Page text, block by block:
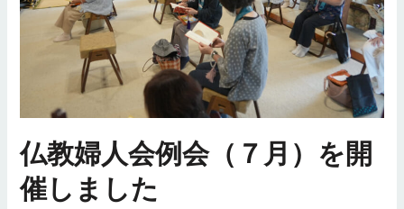
ご
仏教婦人会例会（７月）を開
催しました